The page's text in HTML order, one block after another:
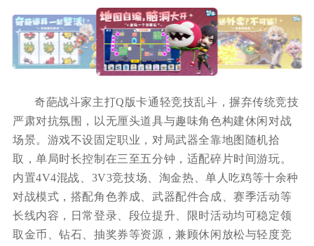
奇葩战斗家主打Q版卡通轻竞技乱斗，摒弃传统竞技
严肃对抗氛围，以无厘头道具与趣味角色构建休闲对战
场景。游戏不设固定职业，对局武器全靠地图随机拾
取，单局时长控制在三至五分钟，适配碎片时间游玩。
内置4V4混战、3V3竞技场、淘金热、单人吃鸡等十余种
对战模式，搭配角色养成、武器配件合成、赛季活动等
长线内容，日常登录、段位提升、限时活动均可稳定领
取金币、钻石、抽奖券等资源，兼顾休闲放松与轻度竞